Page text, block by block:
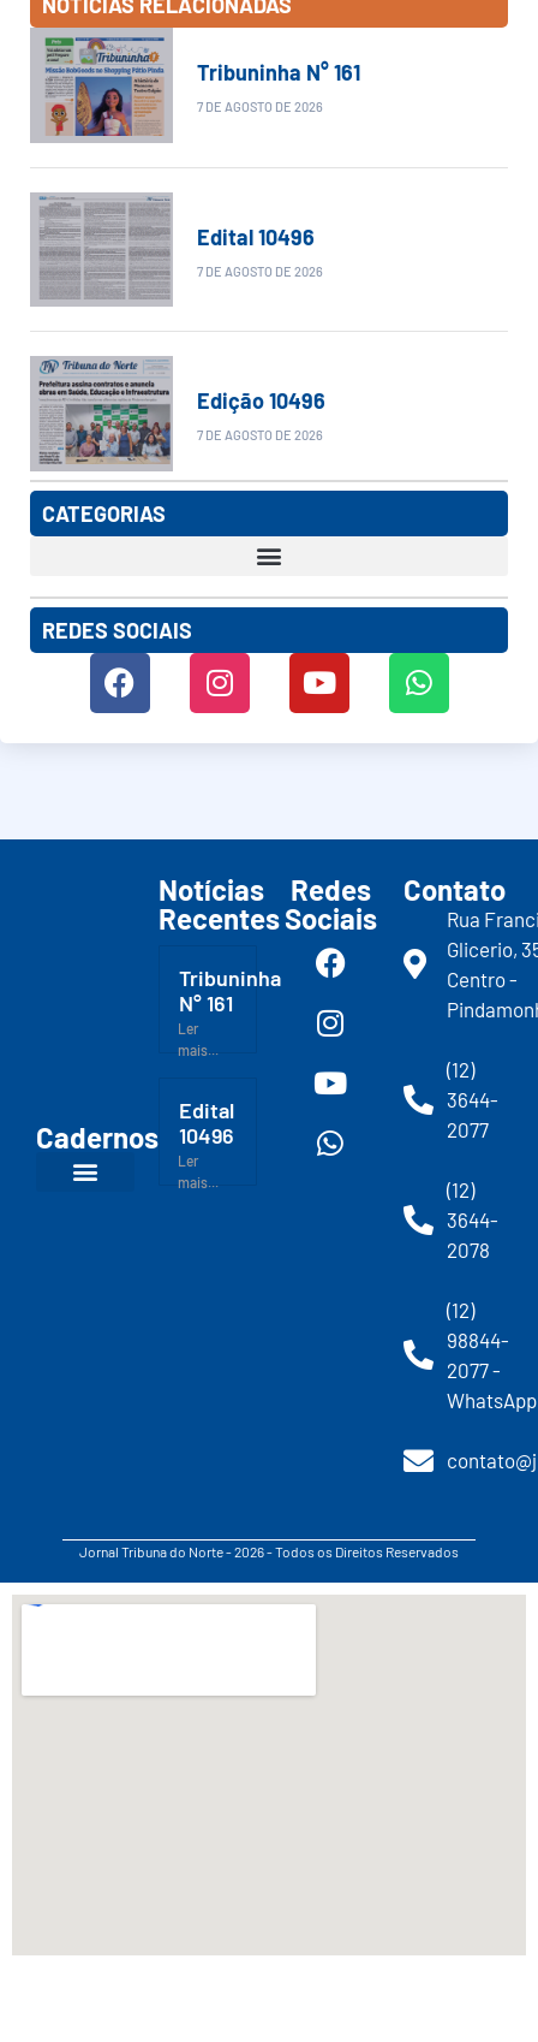
Tribuninha N° 161
7 DE AGOSTO DE 2026
Edital 10496
7 DE AGOSTO DE 2026
Edição 10496
7 DE AGOSTO DE 2026
CATEGORIAS
REDES SOCIAIS
Cadernos
Notícias
Recentes
Tribuninha
N° 161
Ler
mais...
Edital
10496
Ler
mais...
Redes
Sociais
Contato
Rua
Glicerio,
Centro -
(12)
3644-
2077
(12)
3644-
2078
(12)
98844-
2077 -
WhatsApp
Jornal Tribuna do Norte - 2026 - Todos os Direitos Reservados